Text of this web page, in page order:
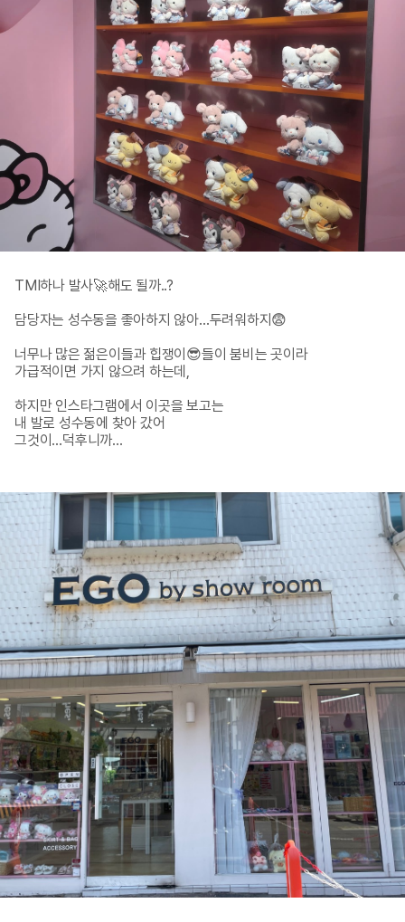
TMI하나 발사🚀해도 될까..?
담당자는 성수동을 좋아하지 않아…두려워하지😨
너무나 많은 젊은이들과 힙쟁이😎들이 붐비는 곳이라
가급적이면 가지 않으려 하는데,
하지만 인스타그램에서 이곳을 보고는
내 발로 성수동에 찾아 갔어
그것이…덕후니까…